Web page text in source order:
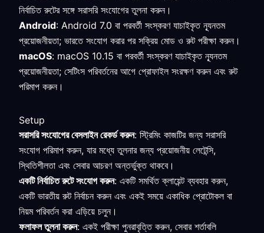
নির্বাচিত রুটের সঙ্গে সরাসরি সংযোগের তুলনা করুন।
Android: Android 7.0 বা পরবর্তী সংস্করণ যাচাইকৃত ন্যূনতম
প্রয়োজনীয়তা; ভারতে সংযোগ করার পর সক্রিয় মোড ও রুট পরীক্ষা করুন।
macOS: macOS 10.15 বা পরবর্তী সংস্করণ যাচাইকৃত ন্যূনতম
প্রয়োজনীয়তা; সেটিংস পরিবর্তনের আগে প্রোফাইল সংরক্ষণ করুন এবং রুট
পরিমাপ করুন।
Setup
সরাসরি সংযোগের বেসলাইন রেকর্ড করুন: স্ট্রিমিং কাজটির জন্য সরাসরি
সংযোগ পরিমাপ করুন, যার মধ্যে তুলনার জন্য প্রয়োজনীয় লেটেন্সি,
স্থিতিশীলতা এবং সেবার আচরণ অন্তর্ভুক্ত থাকবে।
একটি নির্বাচিত রুটে সংযোগ করুন: একটি সমর্থিত ক্লায়েন্ট ব্যবহার করুন,
একটি ভারতীয় রুট নির্বাচন করুন এবং একই সময়ে একাধিক প্রোটোকল বা
নিয়ম পরিবর্তন করা এড়িয়ে চলুন।
ফলাফল তুলনা করুন: একই পরীক্ষা পুনরাবৃত্তি করুন, সেবার শর্তাবলি